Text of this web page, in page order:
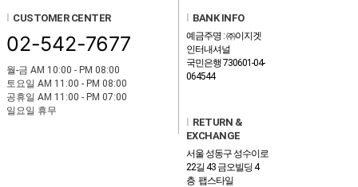
l CUSTOMER CENTER
02-542-7677
월-금 AM 10:00 - PM 08:00
토요일 AM 11:00 - PM 08:00
공휴일 AM 11:00 - PM 07:00
일요일 휴무
l BANK INFO
예금주명 : ㈜이지겟
인터내셔널
국민은행 730601-04-
064544
l RETURN &
EXCHANGE
서울 성동구 성수이로
22길 43 금오빌딩 4
층 팹스타일